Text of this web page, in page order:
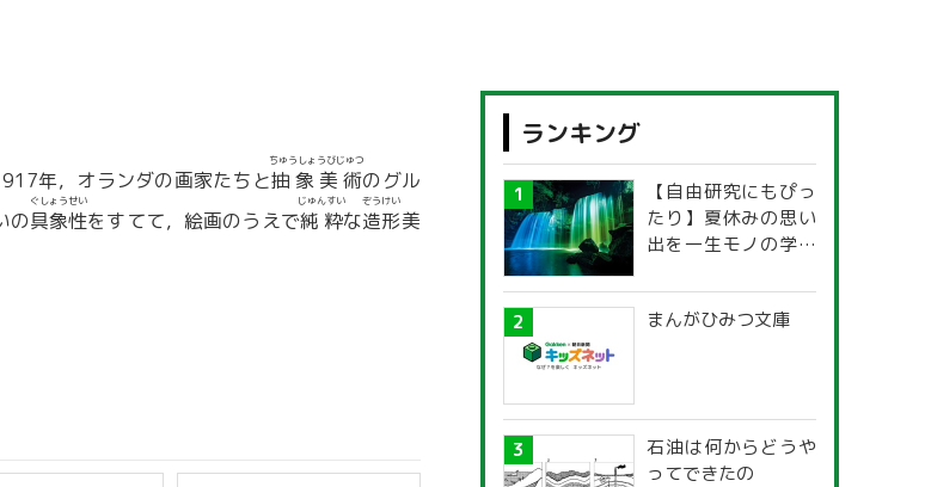
年，オランダの画家たちと抽象美術
ちゅうしょうびじゅつ
のグル
の具象性
ぐしょうせい
をすてて，絵画のうえで純粋
じゅんすい
な造形
ぞうけい
美
ランキング
【自由研究にもぴっ
たり】夏休みの思い
出を一生モノの学び
探究ガイド
まんがひみつ文庫
石油は何からどうや
ってできたの